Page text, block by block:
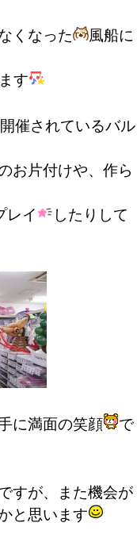
くなった
風船に
す
催されているバル
お片付けや、作ら
レイ
したりして
に満面の笑顔
で
すが、また機会が
と思います